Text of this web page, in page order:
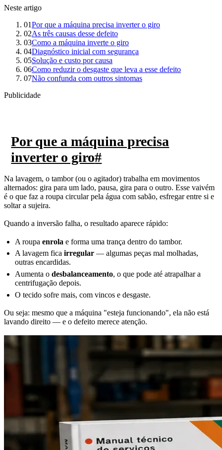
Neste artigo
01Por que a máquina precisa inverter o giro
02As três causas desse defeito
03Como a máquina inverte o giro
04Diagnóstico inicial com segurança
05Solução e custo por causa
06Como reduzir o desgaste que leva a esse defeito
07Não confunda com outros sintomas
Publicidade
Por que a máquina precisa
inverter o giro#
Na lavagem, o tambor (ou o agitador) trabalha em movimentos
alternados: gira para um lado, pausa, gira para o outro. Esse vaivém
é o que faz a roupa circular pela água com sabão, esfregar entre si e
soltar a sujeira.
Quando a inversão falha, o resultado aparece rápido:
A roupaenrola e forma uma trança dentro do tambor.
A lavagem ficairregular — algumas peças mal molhadas,
outras encardidas.
Aumenta odesbalanceamento, o que pode até atrapalhar a
centrifugação depois.
O tecido sofre mais, com vincos e desgaste.
Ou seja: mesmo que a máquina "esteja funcionando", ela não está
lavando direito — e o defeito merece atenção.